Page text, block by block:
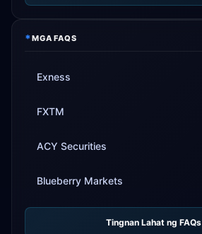
*MGA FAQS
Exness
FXTM
ACY Securities
Blueberry Markets
Tingnan Lahat ng FAQs